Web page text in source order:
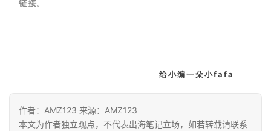
给小编一朵小fafa
作者：AMZ123 来源：AMZ123
本文为作者独立观点，不代表出海笔记立场，如若转载请联系